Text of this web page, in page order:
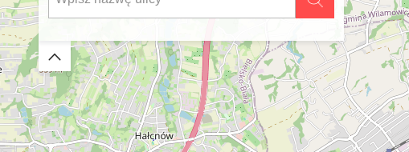
Zwiń/rozwiń